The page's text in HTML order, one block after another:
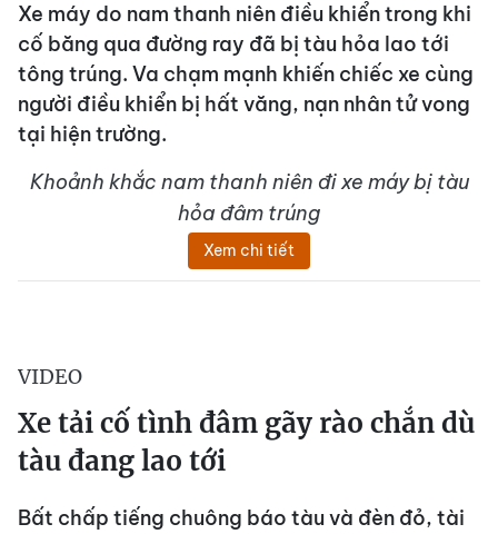
Xe máy do nam thanh niên điều khiển trong khi
cố băng qua đường ray đã bị tàu hỏa lao tới
tông trúng. Va chạm mạnh khiến chiếc xe cùng
người điều khiển bị hất văng, nạn nhân tử vong
tại hiện trường.
Khoảnh khắc nam thanh niên đi xe máy bị tàu
hỏa đâm trúng
Xem chi tiết
VIDEO
Xe tải cố tình đâm gãy rào chắn dù
tàu đang lao tới
Bất chấp tiếng chuông báo tàu và đèn đỏ, tài